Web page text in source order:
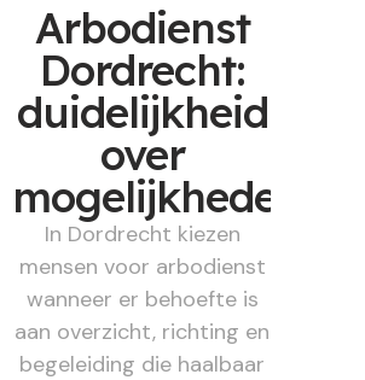
Arbodienst
Dordrecht:
duidelijkheid
over
mogelijkheden
In Dordrecht kiezen
mensen voor arbodienst
wanneer er behoefte is
aan overzicht, richting en
begeleiding die haalbaar